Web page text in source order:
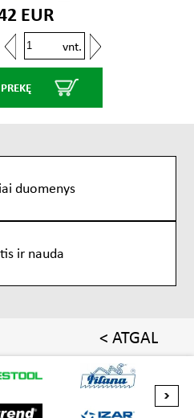
EUR
vnt.
duomenys
ir nauda
< ATGAL